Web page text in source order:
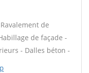
de
de façade -
- Dalles béton -